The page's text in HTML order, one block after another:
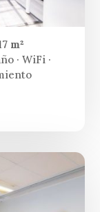
m²
· WiFi ·